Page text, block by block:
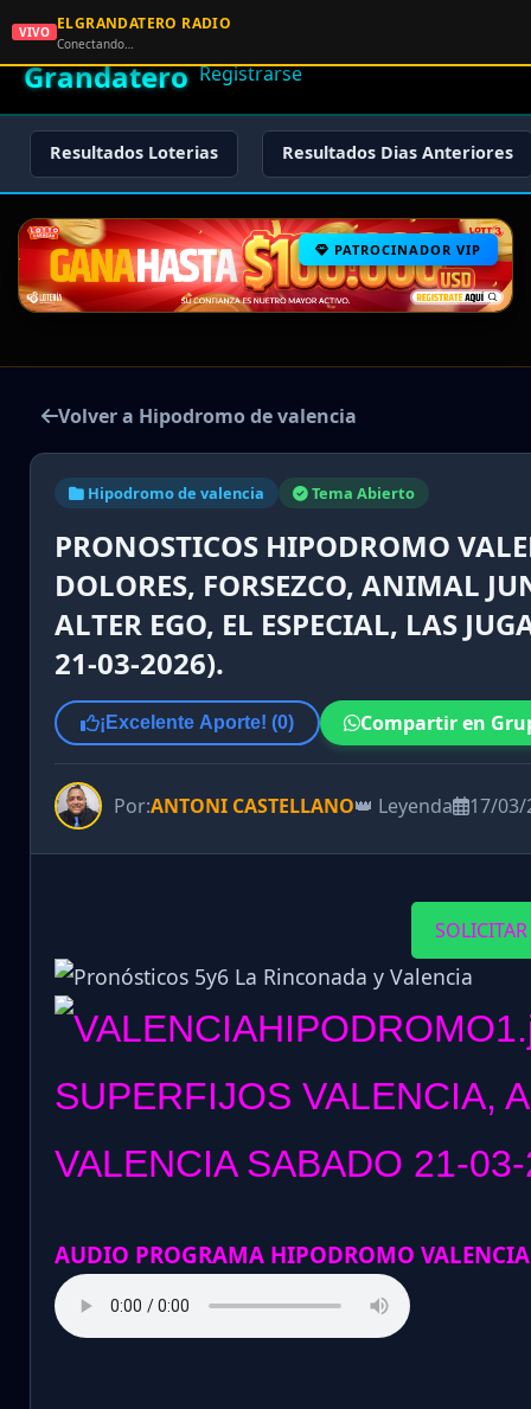
🌟 El
Grandatero Registrarse
Resultados Loterias Resultados Dias Anteriores
PATROCINADOR VIP
Volver a Hipodromo de valencia
Hipodromo de valencia Tema Abierto
PRONOSTICOS HIPODROMO
DOLORES, FORSEZCO, ANIMAL
ALTER EGO, EL ESPECIAL, LAS
21-03-2026).
¡Excelente Aporte! (0) Compartir en
Por:ANTONI CASTELLANO👑 Leyenda 17/03/
SUPERFIJOS VALENCIA,
VALENCIA SABADO 21-
AUDIO PROGRAMA HIPODROMO
VIVO ELGRANDATERO RADIO
Conectando…